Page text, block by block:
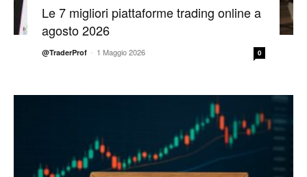
Le 7 migliori piattaforme trading online a
agosto 2026
@TraderProf - 1 Maggio 2026 0